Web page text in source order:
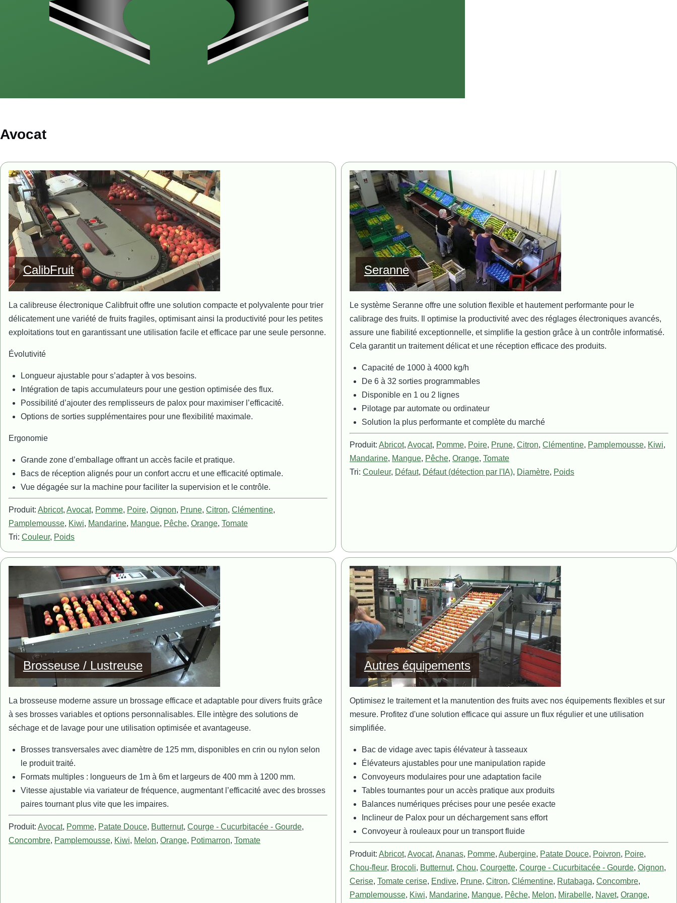
Avocat
Image
CalibFruit
La calibreuse électronique Calibfruit offre une solution compacte et polyvalente pour trier
délicatement une variété de fruits fragiles, optimisant ainsi la productivité pour les petites
exploitations tout en garantissant une utilisation facile et efficace par une seule personne.
Évolutivité
Longueur ajustable pour s’adapter à vos besoins.
Intégration de tapis accumulateurs pour une gestion optimisée des flux.
Possibilité d’ajouter des remplisseurs de palox pour maximiser l’efficacité.
Options de sorties supplémentaires pour une flexibilité maximale.
Ergonomie
Grande zone d’emballage offrant un accès facile et pratique.
Bacs de réception alignés pour un confort accru et une efficacité optimale.
Vue dégagée sur la machine pour faciliter la supervision et le contrôle.
Produit: Abricot, Avocat, Pomme, Poire, Oignon, Prune, Citron, Clémentine,
Pamplemousse, Kiwi, Mandarine, Mangue, Pêche, Orange, Tomate
Tri: Couleur, Poids
Image
Seranne
Le système Seranne offre une solution flexible et hautement performante pour le
calibrage des fruits. Il optimise la productivité avec des réglages électroniques avancés,
assure une fiabilité exceptionnelle, et simplifie la gestion grâce à un contrôle informatisé.
Cela garantit un traitement délicat et une réception efficace des produits.
Capacité de 1000 à 4000 kg/h
De 6 à 32 sorties programmables
Disponible en 1 ou 2 lignes
Pilotage par automate ou ordinateur
Solution la plus performante et complète du marché
Produit: Abricot, Avocat, Pomme, Poire, Prune, Citron, Clémentine, Pamplemousse, Kiwi,
Mandarine, Mangue, Pêche, Orange, Tomate
Tri: Couleur, Défaut, Défaut (détection par l'IA), Diamètre, Poids
Brosseuse / Lustreuse
La brosseuse moderne assure un brossage efficace et adaptable pour divers fruits grâce
à ses brosses variables et options personnalisables. Elle intègre des solutions de
séchage et de lavage pour une utilisation optimisée et avantageuse.
Brosses transversales avec diamètre de 125 mm, disponibles en crin ou nylon selon
le produit traité.
Formats multiples : longueurs de 1m à 6m et largeurs de 400 mm à 1200 mm.
Vitesse ajustable via variateur de fréquence, augmentant l’efficacité avec des brosses
paires tournant plus vite que les impaires.
Produit: Avocat, Pomme, Patate Douce, Butternut, Courge - Cucurbitacée - Gourde,
Concombre, Pamplemousse, Kiwi, Melon, Orange, Potimarron, Tomate
Image
Autres équipements
Optimisez le traitement et la manutention des fruits avec nos équipements flexibles et sur
mesure. Profitez d'une solution efficace qui assure un flux régulier et une utilisation
simplifiée.
Bac de vidage avec tapis élévateur à tasseaux
Élévateurs ajustables pour une manipulation rapide
Convoyeurs modulaires pour une adaptation facile
Tables tournantes pour un accès pratique aux produits
Balances numériques précises pour une pesée exacte
Inclineur de Palox pour un déchargement sans effort
Convoyeur à rouleaux pour un transport fluide
Produit: Abricot, Avocat, Ananas, Pomme, Aubergine, Patate Douce, Poivron, Poire,
Chou-fleur, Brocoli, Butternut, Chou, Courgette, Courge - Cucurbitacée - Gourde, Oignon,
Cerise, Tomate cerise, Endive, Prune, Citron, Clémentine, Rutabaga, Concombre,
Pamplemousse, Kiwi, Mandarine, Mangue, Pêche, Melon, Mirabelle, Navet, Orange,